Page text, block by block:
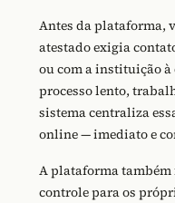
Antes da plataforma,
atestado exigia
ou com a instituição
processo lento,
sistema centraliza
online — imediato e
A plataforma
controle para os